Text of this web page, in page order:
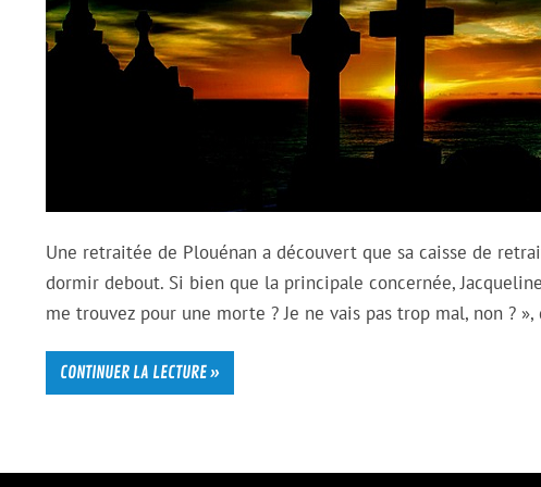
Une retraitée de Plouénan a découvert que sa caisse de
dormir debout. Si bien que la principale concernée,
me trouvez pour une morte ? Je ne vais pas trop mal, non ?
CONTINUER LA LECTURE »